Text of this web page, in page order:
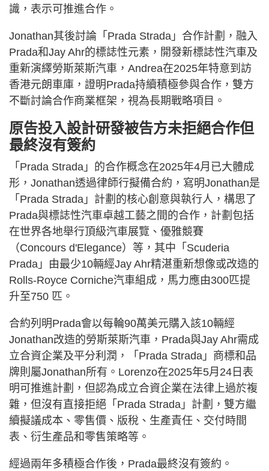
識，表示可推進合作。
Jonathan其後討論「Prada Strada」合作計劃，融入
Prada和Jay Ahr的標誌性元素，開發新標誌性汽車及
重新演繹勞斯萊斯汽車，Andrea在2025年特意到訪
香港元朗車庫，證明Prada持續積極參與合作，雙方
不斷討論合作商業框架，視為長期戰略項目。
原告投入設計研發被告方未拒絕合作但
最終沒有簽約
「Prada Strada」的合作概念在2025年4月已大體成
形，Jonathan透過律師行擬備合約，寫明Jonathan是
「Prada Strada」計劃的核心創意與執行人，構思了
Prada與標誌性汽車卓越工藝之間的合作，計劃包括
在世界各地舉行頂級汽車展覽、優雅競賽
（Concours d'Elegance）等，其中「Scuderia
Prada」由最少10輛經Jay Ahr精湛重新想像或改造的
Rolls-Royce Corniche汽車組成，馬力應由300匹提
升至750 匹。
合約列明Prada會以每輪90萬美元購入該10輛經
Jonathan改造的勞斯萊斯汽車，Prada與Jay Ahr需成
立合資企業及平分利潤，「Prada Strada」商標和品
牌則屬Jonathan所有。Lorenzo在2025年5月24日表
明可推進計劃，但認為成立合資企業在法律上過於複
雜，但沒有直接拒絕「Prada Strada」計劃，雙方繼
續擬議成本、零售價、版稅、生產責任、交付時間
表、衍生產品和零售策略等。
經過兩年多積極合作後，Prada最終沒有簽約。